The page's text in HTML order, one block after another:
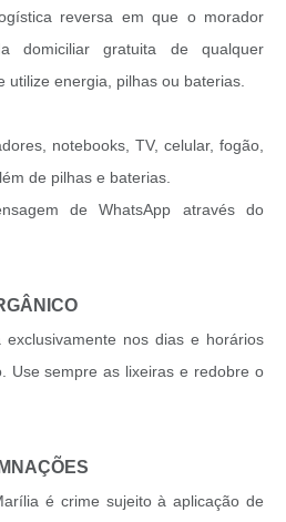
reversa em que o morador
domiciliar gratuita de qualquer
energia, pilhas ou baterias.
notebooks, TV, celular, fogão,
de pilhas e baterias.
de WhatsApp através do
nos dias e horários
Use sempre as lixeiras e redobre o
é crime sujeito à aplicação de